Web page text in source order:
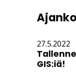
27.5.2022
GIS:iä!